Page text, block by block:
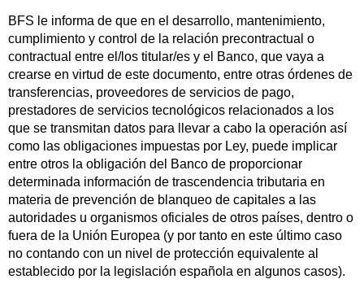
BFS le informa de que en el desarrollo, mantenimiento,
cumplimiento y control de la relación precontractual o
contractual entre el/los titular/es y el Banco, que vaya a
crearse en virtud de este documento, entre otras órdenes de
transferencias, proveedores de servicios de pago,
prestadores de servicios tecnológicos relacionados a los
que se transmitan datos para llevar a cabo la operación así
como las obligaciones impuestas por Ley, puede implicar
entre otros la obligación del Banco de proporcionar
determinada información de trascendencia tributaria en
materia de prevención de blanqueo de capitales a las
autoridades u organismos oficiales de otros países, dentro o
fuera de la Unión Europea (y por tanto en este último caso
no contando con un nivel de protección equivalente al
establecido por la legislación española en algunos casos).